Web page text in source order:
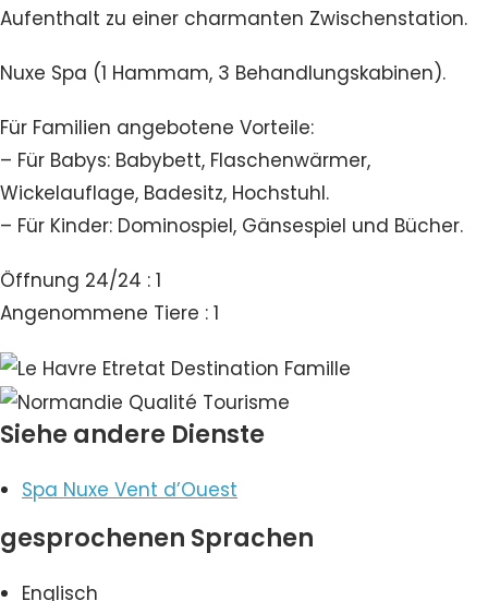
Aufenthalt zu einer charmanten Zwischenstation.
Nuxe Spa (1 Hammam, 3 Behandlungskabinen).
Für Familien angebotene Vorteile:
– Für Babys: Babybett, Flaschenwärmer,
Wickelauflage, Badesitz, Hochstuhl.
– Für Kinder: Dominospiel, Gänsespiel und Bücher.
Öffnung 24/24 : 1
Angenommene Tiere : 1
Siehe andere Dienste
Spa Nuxe Vent d’Ouest
gesprochenen Sprachen
Englisch